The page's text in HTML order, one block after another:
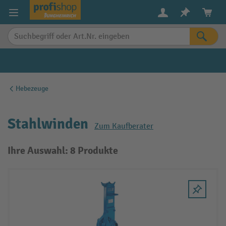
springen
Hebezeuge
Stahlwinden Zum Kaufberater
Ihre Auswahl: 8 Produkte